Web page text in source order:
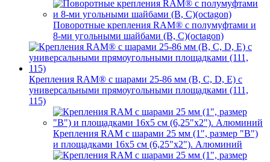
Поворотные крепления RAM® c полумуфтами и
8-ми угольными шайбами (B, C)(octagon)
Крепления RAM® с шарами 25-86 мм (B, C, D, E) с
универсальными прямоугольными площадками (111,
115)
Крепления RAM с шарами 25 мм (1", размер "B")
и площадками 16х5 см (6,25"х2"). Алюминий